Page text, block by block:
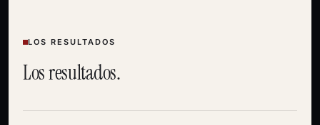
LOS RESULTADOS
Los resultados.